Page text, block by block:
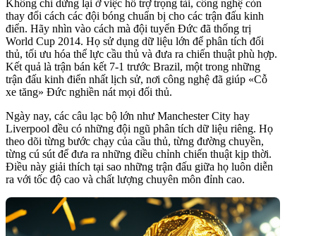
Không chỉ dừng lại ở việc hỗ trợ trọng tài, công nghệ còn
thay đổi cách các đội bóng chuẩn bị cho các trận đấu kinh
điển. Hãy nhìn vào cách mà đội tuyển Đức đã thống trị
World Cup 2014. Họ sử dụng dữ liệu lớn để phân tích đối
thủ, tối ưu hóa thể lực cầu thủ và đưa ra chiến thuật phù hợp.
Kết quả là trận bán kết 7-1 trước Brazil, một trong những
trận đấu kinh điển nhất lịch sử, nơi công nghệ đã giúp «Cỗ
xe tăng» Đức nghiền nát mọi đối thủ.
Ngày nay, các câu lạc bộ lớn như Manchester City hay
Liverpool đều có những đội ngũ phân tích dữ liệu riêng. Họ
theo dõi từng bước chạy của cầu thủ, từng đường chuyền,
từng cú sút để đưa ra những điều chỉnh chiến thuật kịp thời.
Điều này giải thích tại sao những trận đấu giữa họ luôn diễn
ra với tốc độ cao và chất lượng chuyên môn đỉnh cao.